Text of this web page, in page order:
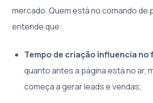
mercado. Quem está no comando de
entende que:
Tempo de criação influencia
quanto antes a página está no ar,
começa a gerar leads e vendas;